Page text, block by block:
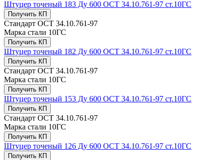
Штуцер точеный 183 Ду 600 ОСТ 34.10.761-97 ст.10ГС
Получить КП
Стандарт ОСТ 34.10.761-97
Марка стали 10ГС
Получить КП
Штуцер точеный 182 Ду 600 ОСТ 34.10.761-97 ст.10ГС
Получить КП
Стандарт ОСТ 34.10.761-97
Марка стали 10ГС
Получить КП
Штуцер точеный 153 Ду 600 ОСТ 34.10.761-97 ст.10ГС
Получить КП
Стандарт ОСТ 34.10.761-97
Марка стали 10ГС
Получить КП
Штуцер точеный 126 Ду 600 ОСТ 34.10.761-97 ст.10ГС
Получить КП